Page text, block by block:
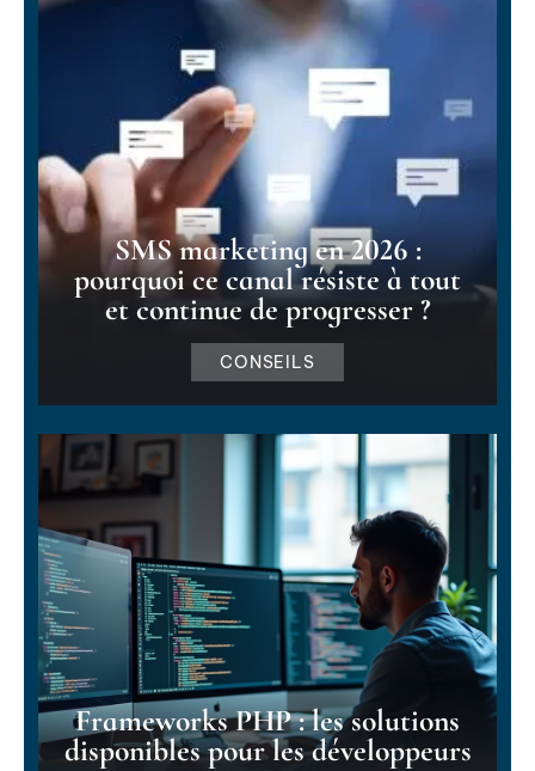
SMS marketing en 2026 :
pourquoi ce canal résiste à tout
et continue de progresser ?
CONSEILS
Frameworks PHP : les solutions
disponibles pour les développeurs